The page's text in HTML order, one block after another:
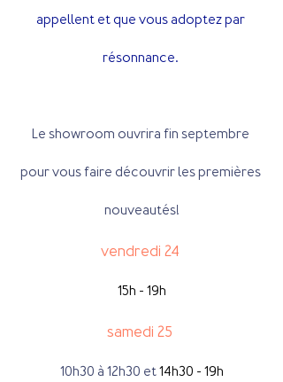
appellent et que vous adoptez par
résonnance.
Le showroom ouvrira fin septembre
pour vous faire découvrir les premières
nouveautés!
vendredi 24
15h - 19h
samedi 25
10h30 à 12h30 et 14h30 - 19h